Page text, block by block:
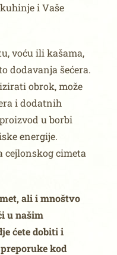
i Vaše
voću ili kašama,
dodavanja šećera.
obrok, može
i dodatnih
u borbi
energije.
cejlonskog cimeta
ali i mnoštvo
u našim
ćete dobiti i
kod